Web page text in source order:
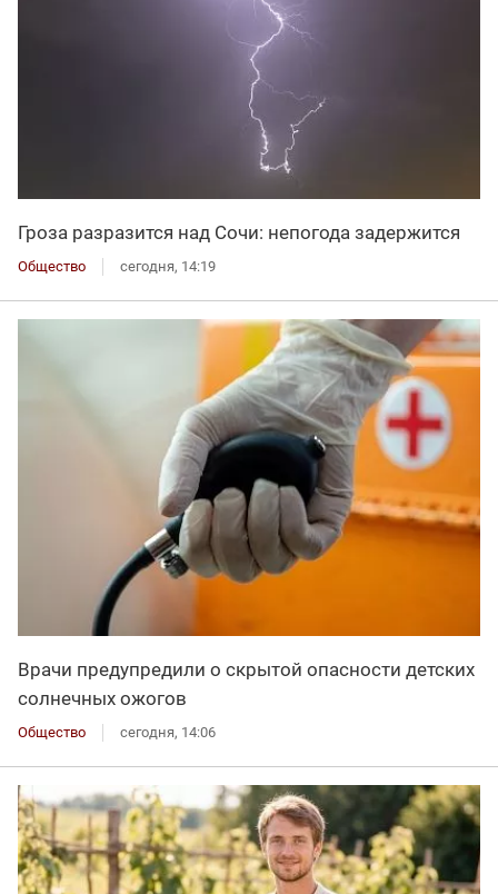
Гроза разразится над Сочи: непогода задержится
Общество сегодня, 14:19
Врачи предупредили о скрытой опасности детских
солнечных ожогов
Общество сегодня, 14:06